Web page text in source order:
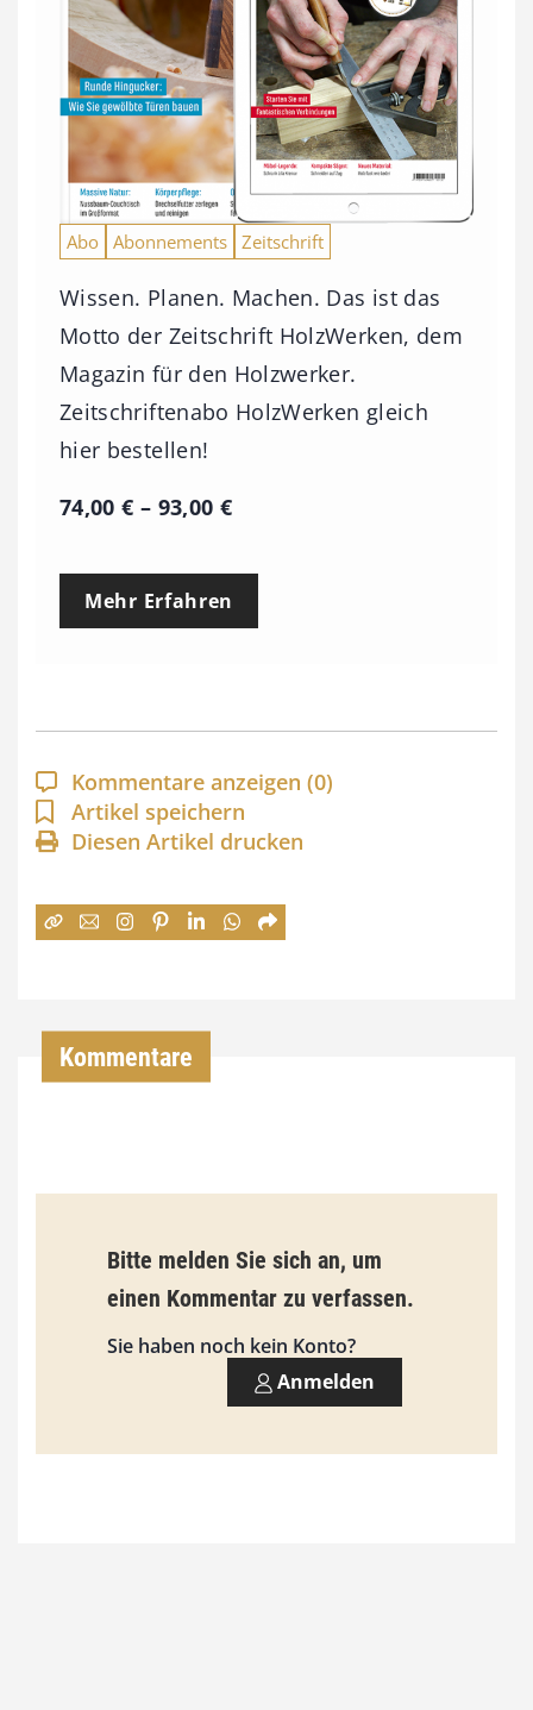
Abo Abonnements Zeitschrift
Wissen. Planen. Machen. Das ist das
Motto der Zeitschrift HolzWerken, dem
Magazin für den Holzwerker.
Zeitschriftenabo HolzWerken gleich
hier bestellen!
74,00€ – 93,00 €P
e
p
a
n
n
:
€
i
s
9
0
Mehr Erfahren
Kommentare anzeigen (0)
Artikel speichern
Diesen Artikel drucken
Kommentare
Bitte melden Sie sich an, um
einen Kommentar zu verfassen.
Sie haben noch kein Konto?
Anmelden